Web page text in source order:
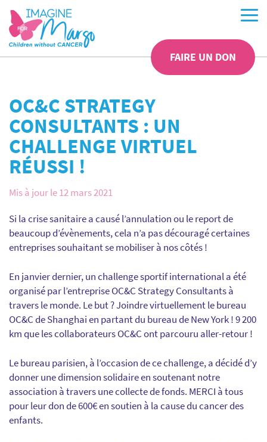
FAIRE UN DON
OC&C STRATEGY
CONSULTANTS : UN
CHALLENGE VIRTUEL
RÉUSSI !
Mis à jour le 12 mars 2021
Si la crise sanitaire a causé l’annulation ou le report de
beaucoup d’évènements, cela n’a pas découragé certaines
entreprises souhaitant se mobiliser à nos côtés !
En janvier dernier, un challenge sportif international a été
organisé par l’entreprise OC&C Strategy Consultants à
travers le monde. Le but ? Joindre virtuellement le bureau
OC&C de Shanghai en partant du bureau de New York ! 9 200
km que les collaborateurs OC&C ont parcouru aller-retour !
Le bureau parisien, à l’occasion de ce challenge, a décidé d’y
donner une dimension solidaire en soutenant notre
association à travers une collecte de fonds. MERCI à tous
pour leur don de 600€ en soutien à la cause du cancer des
enfants.